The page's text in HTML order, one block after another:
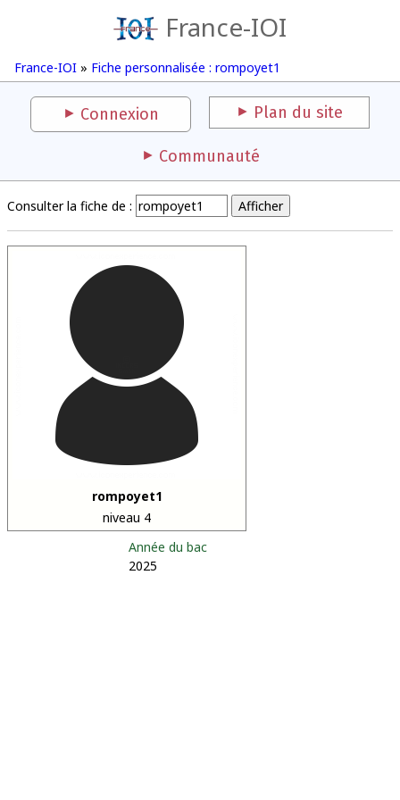
France-IOI
France-IOI » Fiche personnalisée : rompoyet1
Connexion Plan du site
Communauté
Consulter la fiche de :
rompoyet1
niveau 4
Année du bac
2025